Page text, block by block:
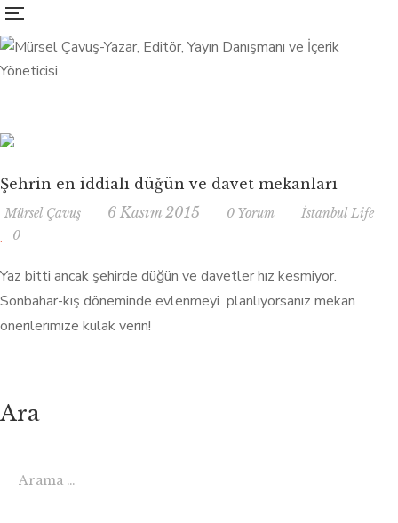
Şehrin en iddialı düğün ve davet mekanları
Mürsel Çavuş 6 Kasım 2015 0 Yorum
İstanbul Life
0
Yaz bitti ancak şehirde düğün ve davetler hız kesmiyor.
Sonbahar-kış döneminde evlenmeyi planlıyorsanız mekan
önerilerimize kulak verin!
Ara